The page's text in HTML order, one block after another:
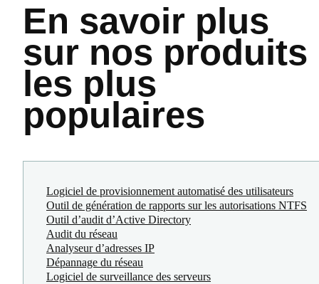
En savoir plus
sur nos produits
les plus
populaires
Logiciel de provisionnement automatisé des utilisateurs
Outil de génération de rapports sur les autorisations NTFS
Outil d’audit d’Active Directory
Audit du réseau
Analyseur d’adresses IP
Dépannage du réseau
Logiciel de surveillance des serveurs